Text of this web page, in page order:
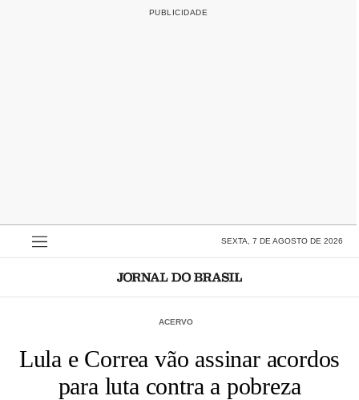
SEXTA, 7 DE AGOSTO DE 2026
ACERVO
Lula e Correa vão assinar acordos
para luta contra a pobreza